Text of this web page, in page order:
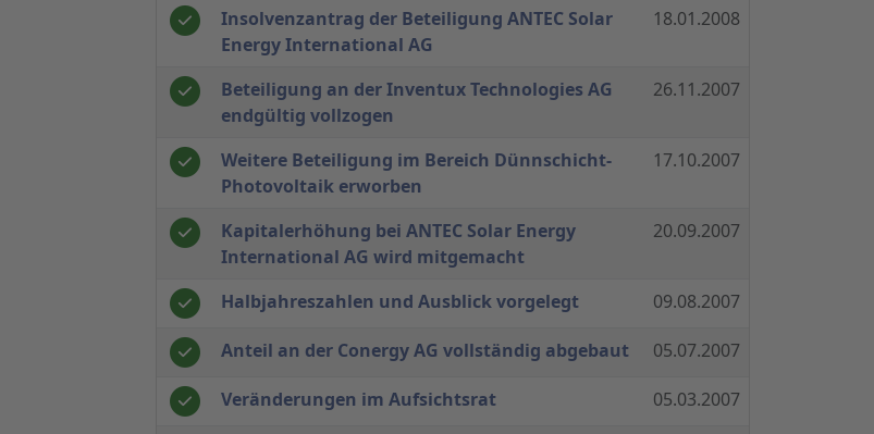
Insolvenzantrag der Beteiligung ANTEC Solar
Energy International AG
18.01.2008
Beteiligung an der Inventux Technologies AG
endgültig vollzogen
26.11.2007
Weitere Beteiligung im Bereich Dünnschicht-
Photovoltaik erworben
17.10.2007
Kapitalerhöhung bei ANTEC Solar Energy
International AG wird mitgemacht
20.09.2007
Halbjahreszahlen und Ausblick vorgelegt 09.08.2007
Anteil an der Conergy AG vollständig abgebaut 05.07.2007
Veränderungen im Aufsichtsrat 05.03.2007